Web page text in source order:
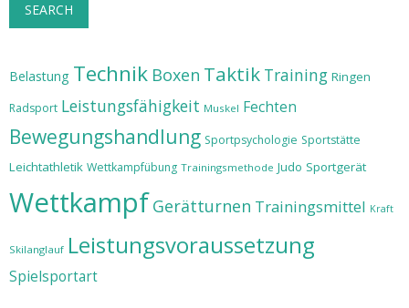
SEARCH
Belastung Technik Boxen Taktik Training Ringen
Radsport Leistungsfähigkeit Muskel Fechten
Bewegungshandlung Sportpsychologie Sportstätte
Leichtathletik Wettkampfübung Trainingsmethode Judo Sportgerät
Wettkampf Gerätturnen Trainingsmittel Kraft
Skilanglauf Leistungsvoraussetzung
Spielsportart